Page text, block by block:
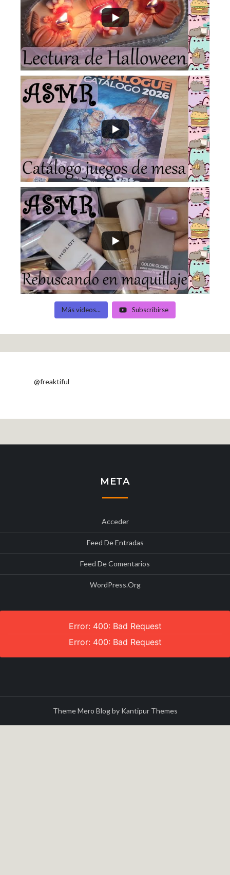
Más vídeos... Subscribirse
@freaktiful
META
Acceder
Feed De Entradas
Feed De Comentarios
WordPress.org
Error: 400: Bad Request
Error: 400: Bad Request
Theme Mero Blog by Kantipur Themes